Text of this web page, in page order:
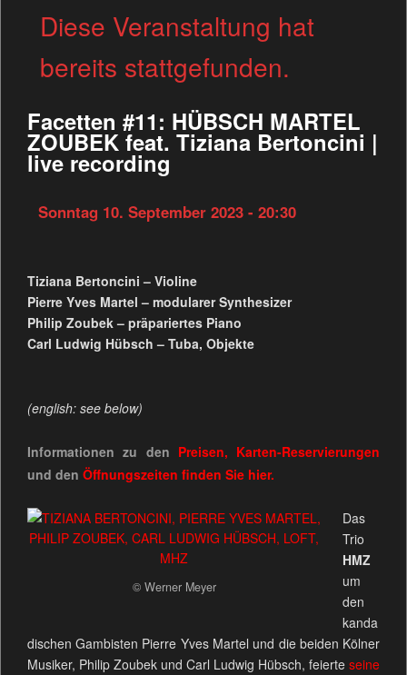
Diese Veranstaltung hat
bereits stattgefunden.
Facetten #11: HÜBSCH MARTEL
ZOUBEK feat. Tiziana Bertoncini |
live recording
Sonntag 10. September 2023 - 20:30
Tiziana Bertoncini – Violine
Pierre Yves Martel – modularer Synthesizer
Philip Zoubek – präpariertes Piano
Carl Ludwig Hübsch – Tuba, Objekte
(english: see below)
Informationen zu den Preisen, Karten-Reservierungen
und den Öffnungszeiten finden Sie hier.
© Werner Meyer
Das
Trio
HMZ
um
den
kanda
dischen Gambisten Pierre Yves Martel und die beiden Kölner
Musiker, Philip Zoubek und Carl Ludwig Hübsch, feierteseine